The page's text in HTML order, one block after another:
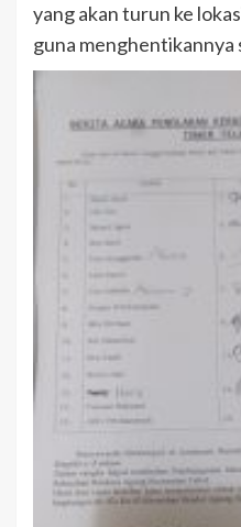
yang akan turun ke
guna menghentikannya